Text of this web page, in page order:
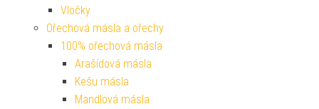
Vločky
Ořechová másla a ořechy
100% ořechová másla
Arašídová másla
Kešu másla
Mandlová másla